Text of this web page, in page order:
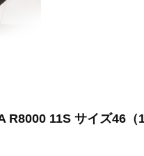
R8000 11S サイズ46（